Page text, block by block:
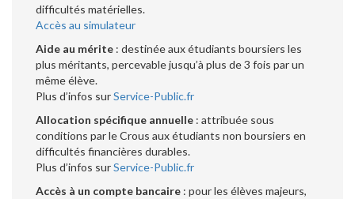
difficultés matérielles.
Accès au simulateur
Aide au mérite : destinée aux étudiants boursiers les
plus méritants, percevable jusqu’à plus de 3 fois par un
même élève.
Plus d’infos surService-Public.fr
Allocation spécifique annuelle : attribuée sous
conditions par le Crous aux étudiants non boursiers en
difficultés financières durables.
Plus d’infos surService-Public.fr
Accès à un compte bancaire : pour les élèves majeurs,